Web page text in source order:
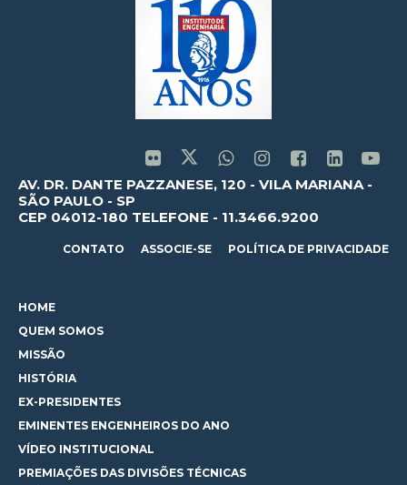
AV. DR. DANTE PAZZANESE, 120 - VILA MARIANA -
SÃO PAULO - SP
CEP 04012-180 TELEFONE - 11.3466.9200
CONTATO ASSOCIE-SE POLÍTICA DE PRIVACIDADE
HOME
QUEM SOMOS
MISSÃO
HISTÓRIA
EX-PRESIDENTES
EMINENTES ENGENHEIROS DO ANO
VÍDEO INSTITUCIONAL
PREMIAÇÕES DAS DIVISÕES TÉCNICAS